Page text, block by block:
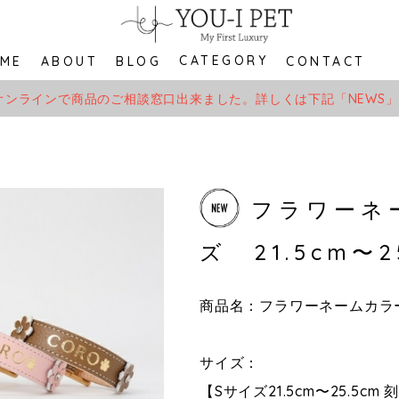
ンラインで商品のご相談窓口出来ました。詳しくは下記「NEWS
ABOUT BLOG CATEGORY CONTACT
フラワー
ズ 21.5cm〜
商品名：フラワーネームカラ
サイズ：
【Sサイズ21.5cm〜25.5cm